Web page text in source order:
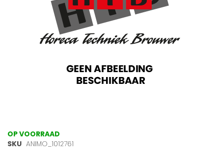
Ga
naar
OP VOORRAAD
SKU ANIMO_1012761